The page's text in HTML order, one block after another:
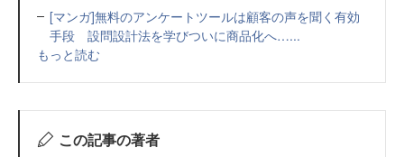
[マンガ]無料のアンケートツールは顧客の声を聞く有効
手段 設問設計法を学びついに商品化へ…...
もっと読む
この記事の著者